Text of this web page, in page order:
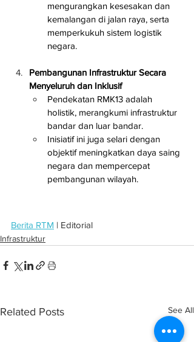
mengurangkan kesesakan dan
kemalangan di jalan raya, serta
memperkukuh sistem logistik
negara.
Pembangunan Infrastruktur Secara
Menyeluruh dan Inklusif
Pendekatan RMK13 adalah
holistik, merangkumi infrastruktur
bandar dan luar bandar.
Inisiatif ini juga selari dengan
objektif meningkatkan daya saing
negara dan mempercepat
pembangunan wilayah.
Berita RTM | Editorial
Infrastruktur
Related Posts See All